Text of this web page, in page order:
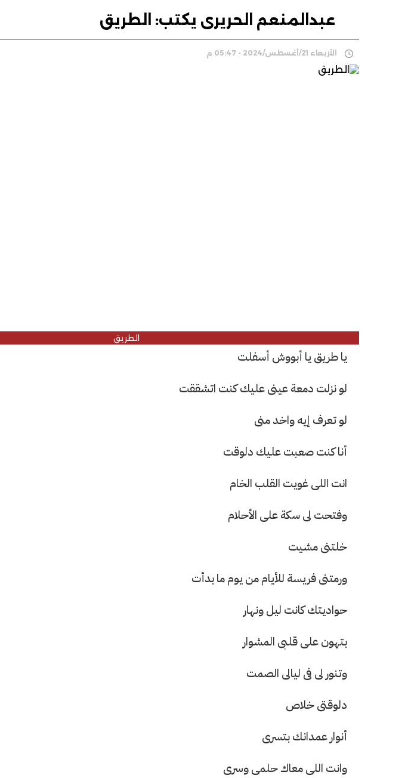
عبدالمنعم الحريرى يكتب: الطريق
الأربعاء 21/أغسطس/2024 - 05:47 م
الطريق
يا طريق يا أبووش أسفلت
لو نزلت دمعة عينى عليك كنت اتشققت
لو تعرف إيه واخد منى
أنا كنت صعبت عليك دلوقت
انت اللى غويت القلب الخام
وفتحت لى سكة على الأحلام
خلتنى مشيت
ورمتنى فريسة للأيام من يوم ما بدأت
حواديتك كانت ليل ونهار
بتهون على قلبى المشوار
وتنور لى فى ليالى الصمت
دلوقتى خلاص
أنوار عمدانك بتسرى
وانت اللى معاك حلمى وسرى
حرف العدد 133